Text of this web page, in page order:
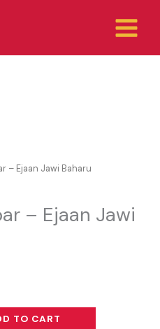
– Ejaan Jawi Baharu
– Ejaan Jawi
TO CART